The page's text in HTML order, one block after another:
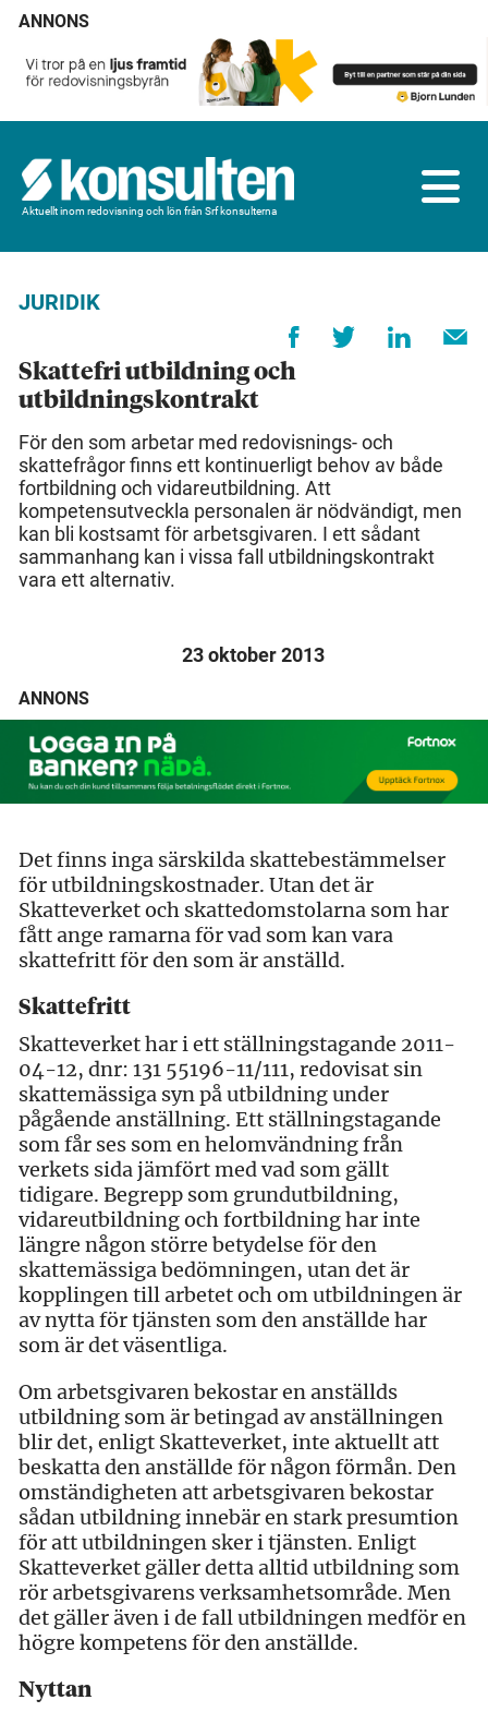
ANNONS
Aktuellt inom redovisning och lön från Srf konsulterna
JURIDIK
Skattefri utbildning och
utbildningskontrakt
För den som arbetar med redovisnings- och
skattefrågor finns ett kontinuerligt behov av både
fortbildning och vidareutbildning. Att
kompetensutveckla personalen är nödvändigt, men
kan bli kostsamt för arbetsgivaren. I ett sådant
sammanhang kan i vissa fall utbildningskontrakt
vara ett alternativ.
23 oktober 2013
ANNONS
Det finns inga särskilda skattebestämmelser
för utbildningskostnader. Utan det är
Skatteverket och skattedomstolarna som har
fått ange ramarna för vad som kan vara
skattefritt för den som är anställd.
Skattefritt
Skatteverket har i ett ställningstagande 2011-
04-12, dnr: 131 55196-11/111, redovisat sin
skattemässiga syn på utbildning under
pågående anställning. Ett ställningstagande
som får ses som en helomvändning från
verkets sida jämfört med vad som gällt
tidigare. Begrepp som grundutbildning,
vidareutbildning och fortbildning har inte
längre någon större betydelse för den
skattemässiga bedömningen, utan det är
kopplingen till arbetet och om utbildningen är
av nytta för tjänsten som den anställde har
som är det väsentliga.
Om arbetsgivaren bekostar en anställds
utbildning som är betingad av anställningen
blir det, enligt Skatteverket, inte aktuellt att
beskatta den anställde för någon förmån. Den
omständigheten att arbetsgivaren bekostar
sådan utbildning innebär en stark presumtion
för att utbildningen sker i tjänsten. Enligt
Skatteverket gäller detta alltid utbildning som
rör arbetsgivarens verksamhetsområde. Men
det gäller även i de fall utbildningen medför en
högre kompetens för den anställde.
Nyttan